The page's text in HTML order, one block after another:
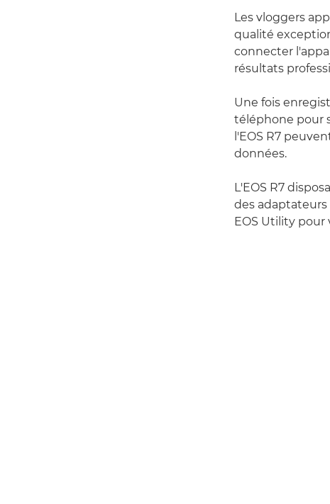
Les vloggers
qualité
connecter
résultats
Une fois
téléphone pour
l'EOS R7
données.
L'EOS R7
des adaptateurs
EOS Utility pour